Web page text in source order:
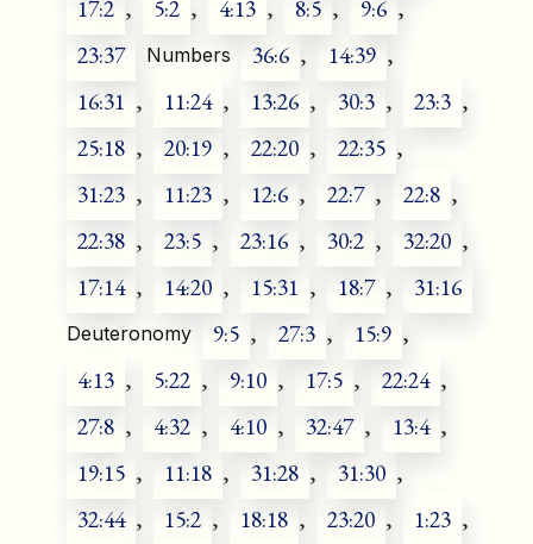
17:2 , 5:2 , 4:13 , 8:5 , 9:6 ,
23:37
Numbers 36:6 , 14:39 ,
16:31 , 11:24 , 13:26 , 30:3 , 23:3 ,
25:18 , 20:19 , 22:20 , 22:35 ,
31:23 , 11:23 , 12:6 , 22:7 , 22:8 ,
22:38 , 23:5 , 23:16 , 30:2 , 32:20 ,
17:14 , 14:20 , 15:31 , 18:7 , 31:16
Deuteronomy 9:5 , 27:3 , 15:9 ,
4:13 , 5:22 , 9:10 , 17:5 , 22:24 ,
27:8 , 4:32 , 4:10 , 32:47 , 13:4 ,
19:15 , 11:18 , 31:28 , 31:30 ,
32:44 , 15:2 , 18:18 , 23:20 , 1:23 ,